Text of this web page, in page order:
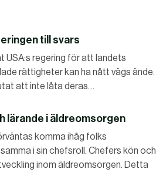
till svars
USA:s regering för att landets
rättigheter kan ha nått vägs ände.
att inte låta deras…
lärande i äldreomsorgen
komma ihåg folks
i sin chefsroll. Chefers kön och
inom äldreomsorgen. Detta